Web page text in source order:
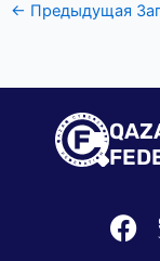
← Предыдущая
F
a